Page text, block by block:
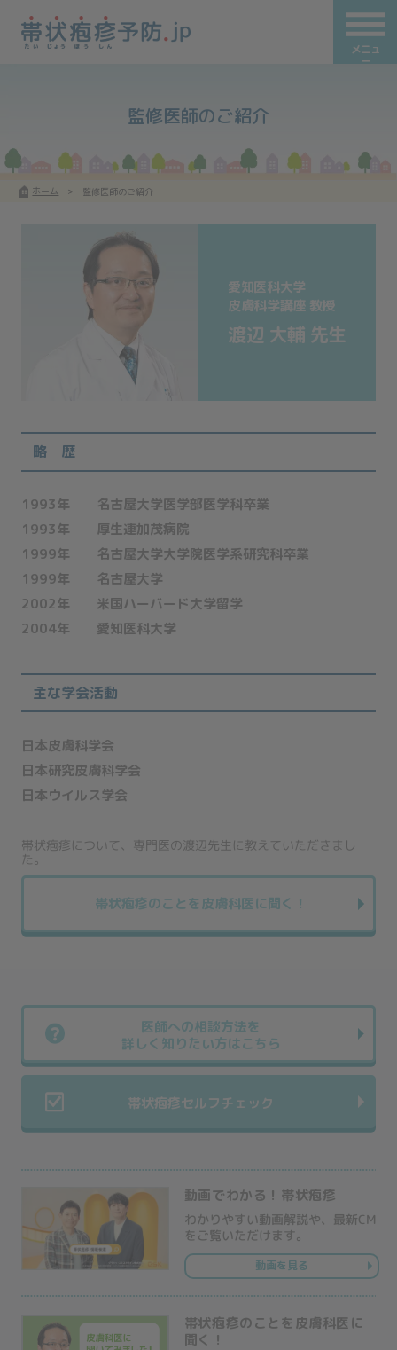
メニュ
ー
監修医師のご紹介
ホーム 監修医師のご紹介
愛知医科大学
皮膚科学講座 教授
渡辺 大輔 先生
略 歴
1993年
名古屋大学医学部医学科卒業
1993年
厚生連加茂病院
1999年
名古屋大学大学院医学系研究科卒業
1999年
名古屋大学
2002年
米国ハーバード大学留学
2004年
愛知医科大学
主な学会活動
日本皮膚科学会
日本研究皮膚科学会
日本ウイルス学会
帯状疱疹について、専門医の渡辺先生に教えていただきまし
た。
帯状疱疹のことを皮膚科医に聞く！
医師への相談方法を
詳しく知りたい方はこちら
帯状疱疹セルフチェック
動画でわかる！帯状疱疹
わかりやすい動画解説や、最新CM
をご覧いただけます。
動画を見る
帯状疱疹のことを皮膚科医に
聞く！